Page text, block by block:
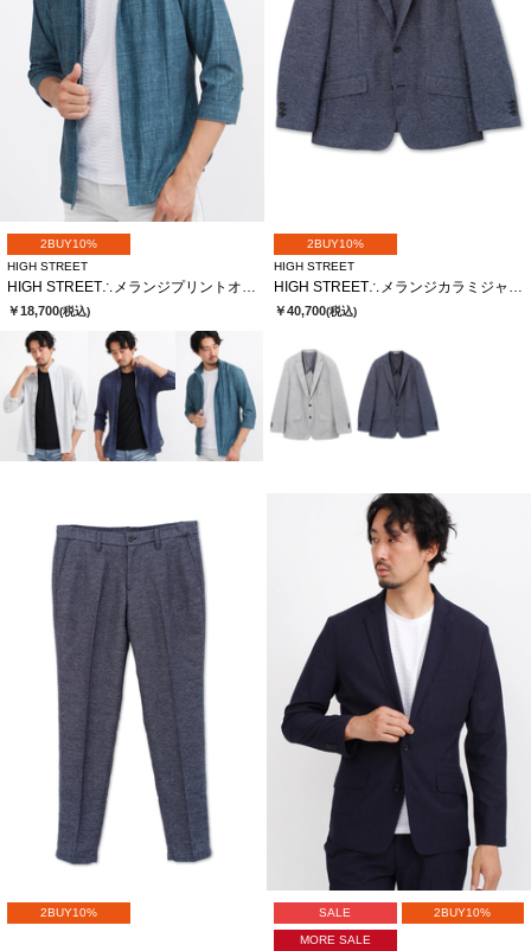
2BUY10%
HIGH STREET
HIGH STREET∴メランジプリントオブロングシチブソデシャツ
￥18,700(税込)
2BUY10%
HIGH STREET
HIGH STREET∴メランジカラミジャージJK
￥40,700(税込)
2BUY10% SALE 2BUY10%
MORE SALE